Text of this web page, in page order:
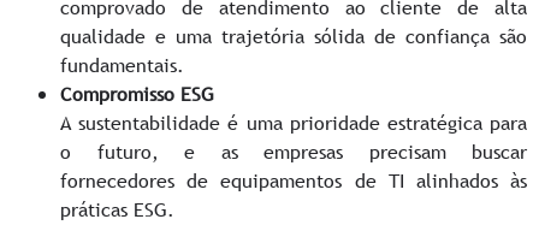
comprovado de atendimento ao cliente de alta
qualidade e uma trajetória sólida de confiança são
fundamentais.
Compromisso ESG
A sustentabilidade é uma prioridade estratégica para
o futuro, e as empresas precisam buscar
fornecedores de equipamentos de TI alinhados às
práticas ESG.